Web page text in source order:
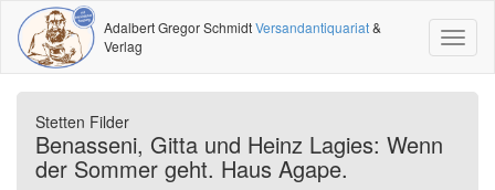
Adalbert Gregor SchmidtVersandantiquariat&
Verlag
Stetten Filder
Benasseni, Gitta und Heinz Lagies: Wenn
der Sommer geht. Haus Agape.